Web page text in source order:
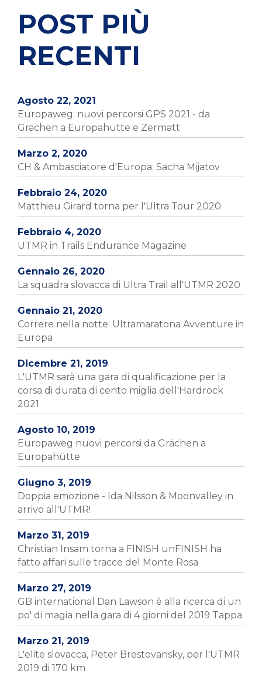
POST PIÙ
RECENTI
Agosto 22, 2021
Europaweg: nuovi percorsi GPS 2021 - da
Grächen a Europahütte e Zermatt
Marzo 2, 2020
CH & Ambasciatore d'Europa: Sacha Mijatov
Febbraio 24, 2020
Matthieu Girard torna per l'Ultra Tour 2020
Febbraio 4, 2020
UTMR in Trails Endurance Magazine
Gennaio 26, 2020
La squadra slovacca di Ultra Trail all'UTMR 2020
Gennaio 21, 2020
Correre nella notte: Ultramaratona Avventure in
Europa
Dicembre 21, 2019
L'UTMR sarà una gara di qualificazione per la
corsa di durata di cento miglia dell'Hardrock
2021
Agosto 10, 2019
Europaweg nuovi percorsi da Grächen a
Europahütte
Giugno 3, 2019
Doppia emozione - Ida Nilsson & Moonvalley in
arrivo all'UTMR!
Marzo 31, 2019
Christian Insam torna a FINISH unFINISH ha
fatto affari sulle tracce del Monte Rosa
Marzo 27, 2019
GB international Dan Lawson è alla ricerca di un
po' di magia nella gara di 4 giorni del 2019 Tappa
Marzo 21, 2019
L'elite slovacca, Peter Brestovansky, per l'UTMR
2019 di 170 km